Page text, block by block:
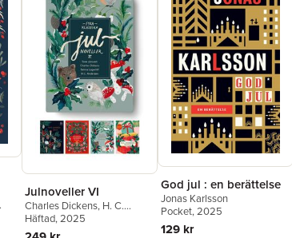
Julnoveller VI
Charles Dickens, H. C.
Andersen,Selma Lagerlöf
Tove Jansson
Häftad, 2025
God jul : en berättelse
Jonas Karlsson
Pocket, 2025
129 kr